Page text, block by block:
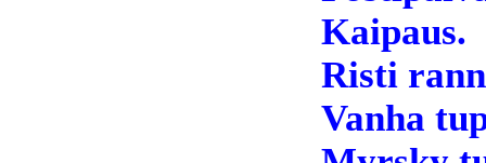
Kaipaus.
Risti
Vanha